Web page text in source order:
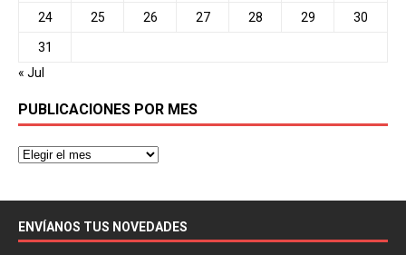
24 25 26 27 28 29 30
31
« Jul
PUBLICACIONES POR MES
ENVÍANOS TUS NOVEDADES